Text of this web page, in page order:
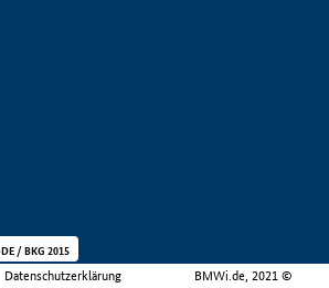
Datenschutzerklärung BMWi.de, 2021 ©
/ BKG 2015